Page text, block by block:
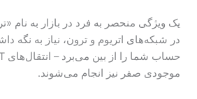
یک ویژگی منحصر به فرد در بازار به نام
موجودی صفر نیز انجام می‌شوند.